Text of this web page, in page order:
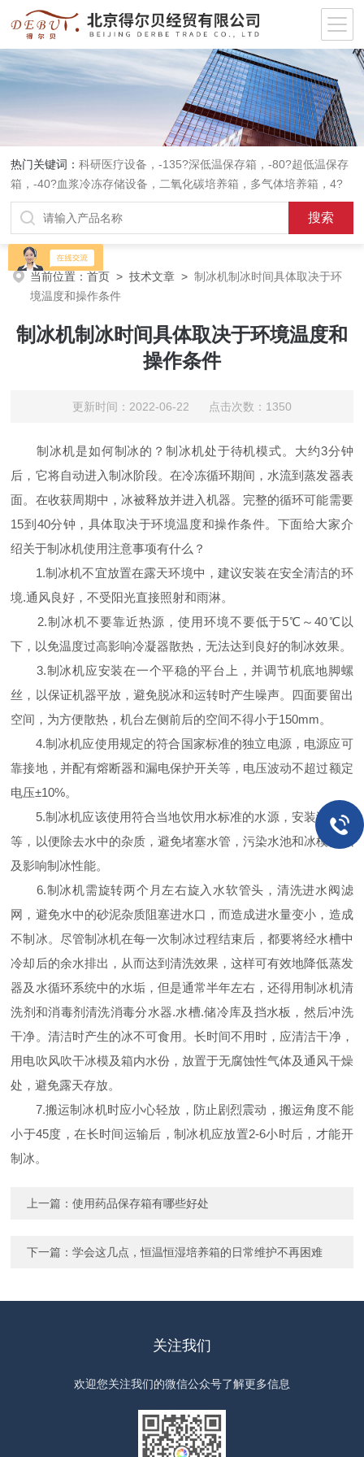
热门关键词：科研医疗设备，-135?深低温保存箱，-80?超低温保存
箱，-40?血浆冷冻存储设备，二氧化碳培养箱，多气体培养箱，4?
血液冷藏箱，药品冷藏箱；实验室设备，环境实验箱，植物培养箱，
高温恒温培养箱，低温恒温培养箱，碎花型制冰机；消毒灭菌设备，
高压蒸汽灭菌器等。
当前位置：首页 >技术文章 >制冰机制冰时间具体取决于环
境温度和操作条件
制冰机制冰时间具体取决于环境温度和
操作条件
更新时间：2022-06-22 点击次数：1350
制冰机是如何制冰的？制冰机处于待机模式。大约3分钟
后，它将自动进入制冰阶段。在冷冻循环期间，水流到蒸发器表
面。在收获周期中，冰被释放并进入机器。完整的循环可能需要
15到40分钟，具体取决于环境温度和操作条件。下面给大家介
绍关于制冰机使用注意事项有什么？
1.制冰机不宜放置在露天环境中，建议安装在安全清洁的环
境.通风良好，不受阳光直接照射和雨淋。
2.制冰机不要靠近热源，使用环境不要低于5℃～40℃以
下，以免温度过高影响冷凝器散热，无法达到良好的制冰效果。
3.制冰机应安装在一个平稳的平台上，并调节机底地脚螺
丝，以保证机器平放，避免脱冰和运转时产生噪声。四面要留出
空间，为方便散热，机台左侧前后的空间不得小于150mm。
4.制冰机应使用规定的符合国家标准的独立电源，电源应可
靠接地，并配有熔断器和漏电保护开关等，电压波动不超过额定
电压±10%。
5.制冰机应该使用符合当地饮用水标准的水源，安装过滤器
等，以便除去水中的杂质，避免堵塞水管，污染水池和冰模，以
及影响制冰性能。
6.制冰机需旋转两个月左右旋入水软管头，清洗进水阀滤
网，避免水中的砂泥杂质阻塞进水口，而造成进水量变小，造成
不制冰。尽管制冰机在每一次制冰过程结束后，都要将经水槽中
冷却后的余水排出，从而达到清洗效果，这样可有效地降低蒸发
器及水循环系统中的水垢，但是通常半年左右，还得用制冰机清
洗剂和消毒剂清洗消毒分水器.水槽.储冷库及挡水板，然后冲洗
干净。清洁时产生的冰不可食用。长时间不用时，应清洁干净，
用电吹风吹干冰模及箱内水份，放置于无腐蚀性气体及通风干燥
处，避免露天存放。
7.搬运制冰机时应小心轻放，防止剧烈震动，搬运角度不能
小于45度，在长时间运输后，制冰机应放置2-6小时后，才能开
制冰。
上一篇：使用药品保存箱有哪些好处
下一篇：学会这几点，恒温恒湿培养箱的日常维护不再困难
关注我们
欢迎您关注我们的微信公众号了解更多信息